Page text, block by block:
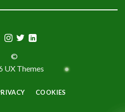
©
UX Themes
COOKIES